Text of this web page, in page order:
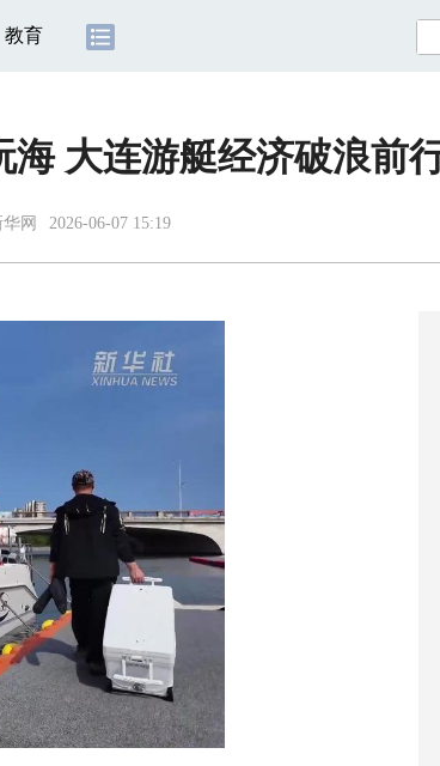
教育
海 大连游艇经济破浪前
华网 2026-06-07 15:19